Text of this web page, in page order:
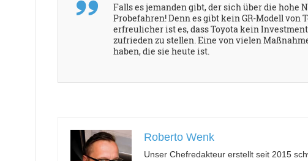
Falls es jemanden gibt, der sich über die hohe
Probefahren! Denn es gibt kein GR-Modell
erfreulicher ist es, dass Toyota kein
zufrieden zu stellen. Eine von vielen
haben, die sie heute ist.
Roberto Wenk
Unser Chefredakteur erstellt seit 2015